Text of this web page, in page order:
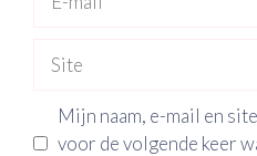
mail
Mijn naam, e-mail en
voor de volgende keer